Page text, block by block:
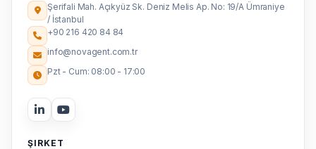
Şerifali Mah. Açıkyüz Sk. Deniz Melis Ap. No: 19/A Ümraniye
/ İstanbul
+90 216 420 84 84
info@novagent.com.tr
Pzt - Cum: 08:00 - 17:00
ŞIRKET